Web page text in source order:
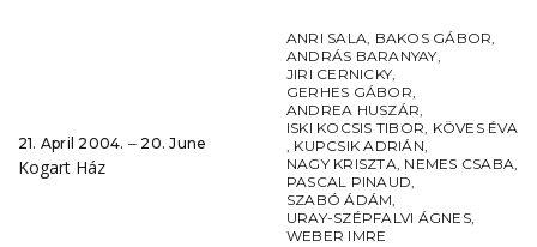
21. April 2004. ‒ 20. June
Kogart Ház
ANRI SALA, BAKOS GÁBOR,
ANDRÁS BARANYAY,
JIRI CERNICKY,
GERHES GÁBOR,
ANDREA HUSZÁR,
ISKI KOCSIS TIBOR, KÖVES ÉVA
, KUPCSIK ADRIÁN,
NAGY KRISZTA, NEMES CSABA,
PASCAL PINAUD,
SZABÓ ÁDÁM,
URAY-SZÉPFALVI ÁGNES,
WEBER IMRE